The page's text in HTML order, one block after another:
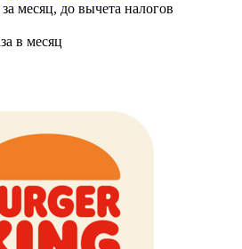
за месяц, до вычета налогов
в месяц